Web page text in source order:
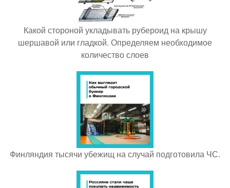
Какой стороной укладывать рубероид на крышу
шершавой или гладкой. Определяем необходимое
количество слоев
Финляндия тысячи убежищ на случай подготовила ЧС.